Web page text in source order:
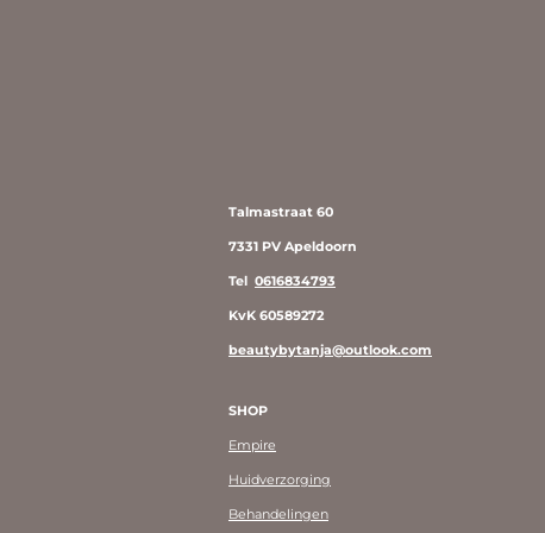
Talmastraat 60
7331 PV Apeldoorn
Tel 0616834793
KvK 60589272
beautybytanja@outlook.com
SHOP
Empire
Huidverzorging
Behandelingen